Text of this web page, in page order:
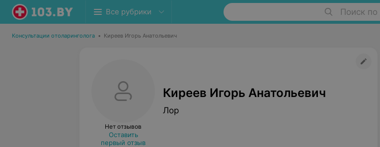
Все рубрики Поиск по
Консультации отоларинголога • Киреев Игорь Анатольевич
Нет отзывов
Оставить
первый отзыв
Киреев Игорь Анатольевич
Лор